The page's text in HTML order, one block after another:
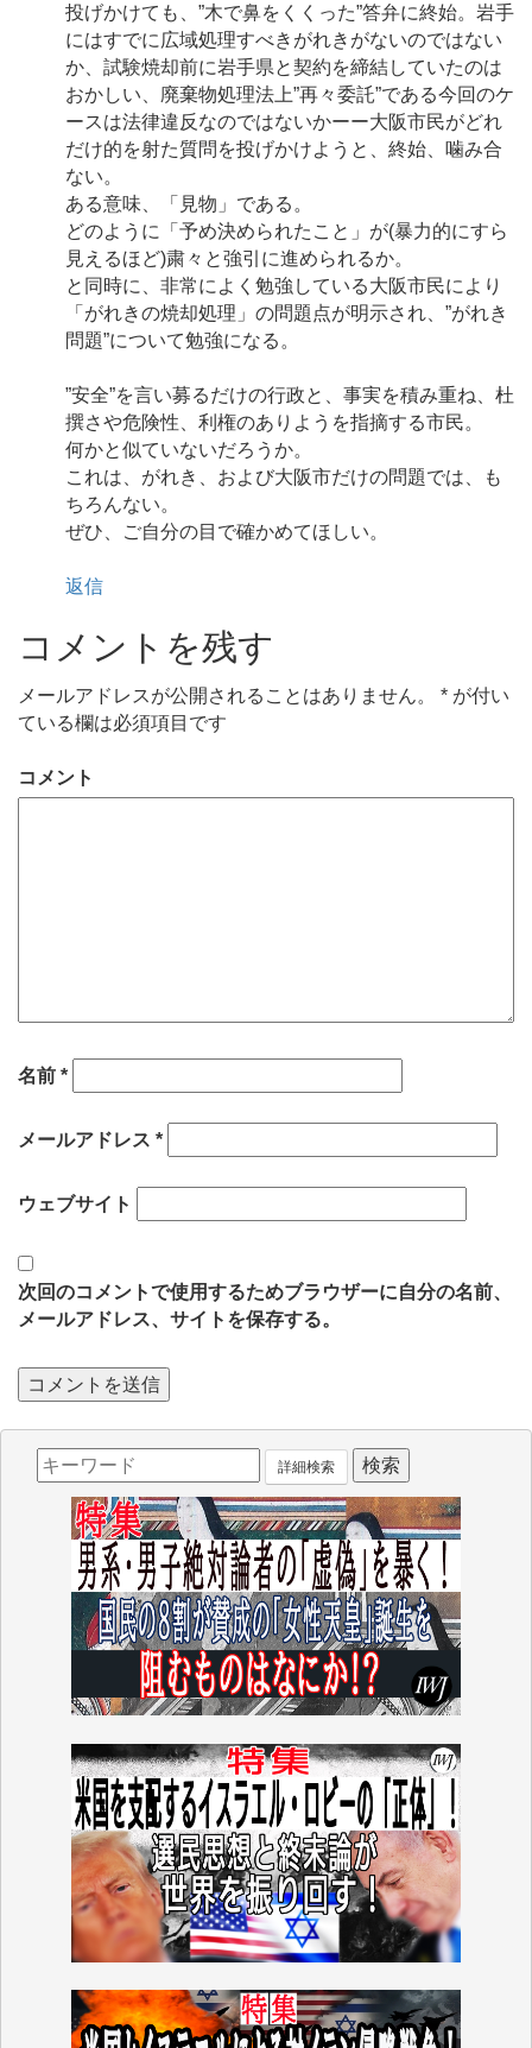
投げかけても、”木で鼻をくくった”答弁に終始。岩手
にはすでに広域処理すべきがれきがないのではない
か、試験焼却前に岩手県と契約を締結していたのは
おかしい、廃棄物処理法上”再々委託”である今回のケ
ースは法律違反なのではないかーー大阪市民がどれ
だけ的を射た質問を投げかけようと、終始、噛み合
ない。
ある意味、「見物」である。
どのように「予め決められたこと」が(暴力的にすら
見えるほど)粛々と強引に進められるか。
と同時に、非常によく勉強している大阪市民により
「がれきの焼却処理」の問題点が明示され、”がれき
問題”について勉強になる。
”安全”を言い募るだけの行政と、事実を積み重ね、杜
撰さや危険性、利権のありようを指摘する市民。
何かと似ていないだろうか。
これは、がれき、および大阪市だけの問題では、も
ちろんない。
ぜひ、ご自分の目で確かめてほしい。
返信
コメントを残す
メールアドレスが公開されることはありません。 * が付い
ている欄は必須項目です
コメント
名前 *
メールアドレス *
ウェブサイト
次回のコメントで使用するためブラウザーに自分の名前、
メールアドレス、サイトを保存する。
詳細検索